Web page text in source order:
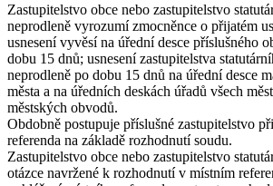
Zastupitelstvo obce nebo zastupitelstvo
neprodleně vyrozumí zmocněnce o přijatém
usnesení vyvěsí na úřední desce příslušného
dobu 15 dnů; usnesení zastupitelstva
neprodleně po dobu 15 dnů na úřední desce
města a na úředních deskách úřadů všech
městských obvodů.
Obdobně postupuje příslušné zastupitelstvo
referenda na základě rozhodnutí soudu.
Zastupitelstvo obce nebo zastupitelstvo
otázce navržené k rozhodnutí v místním